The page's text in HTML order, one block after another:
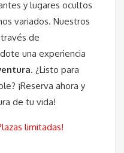
y lugares ocultos
variados. Nuestros
de
una experiencia
. ¿Listo para
¡Reserva ahora y
de tu vida!
limitadas!